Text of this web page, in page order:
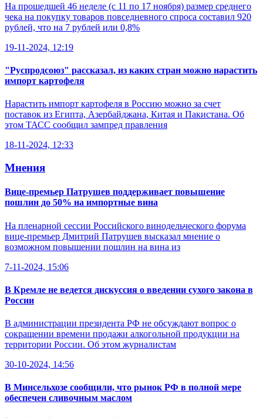
На прошедшей 46 неделе (с 11 по 17 ноября) размер среднего
чека на покупку товаров повседневного спроса составил 920
рублей, что на 7 рублей или 0,8%
19-11-2024, 12:19
"Руспродсоюз" рассказал, из каких стран можно нарастить
импорт картофеля
Нарастить импорт картофеля в Россию можно за счет
поставок из Египта, Азербайджана, Китая и Пакистана. Об
этом ТАСС сообщил зампред правления
18-11-2024, 12:33
Мнения
Вице-премьер Патрушев поддерживает повышение
пошлин до 50% на импортные вина
На пленарной сессии Российского винодельческого форума
вице-премьер Дмитрий Патрушев высказал мнение о
возможном повышении пошлин на вина из
7-11-2024, 15:06
В Кремле не ведется дискуссия о введении сухого закона в
России
В администрации президента РФ не обсуждают вопрос о
сокращении времени продажи алкогольной продукции на
территории России. Об этом журналистам
30-10-2024, 14:56
В Минсельхозе сообщили, что рынок РФ в полной мере
обеспечен сливочным маслом